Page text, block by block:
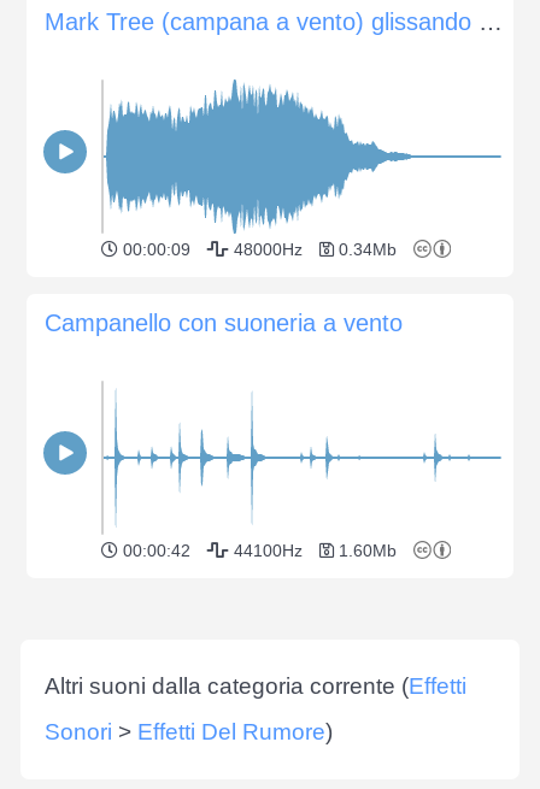
Mark Tree (campana a vento) glissando completamente verso l'alto
00:00:09 48000Hz 0.34Mb
Campanello con suoneria a vento
00:00:42 44100Hz 1.60Mb
Altri suoni dalla categoria corrente (Effetti
Sonori > Effetti Del Rumore)